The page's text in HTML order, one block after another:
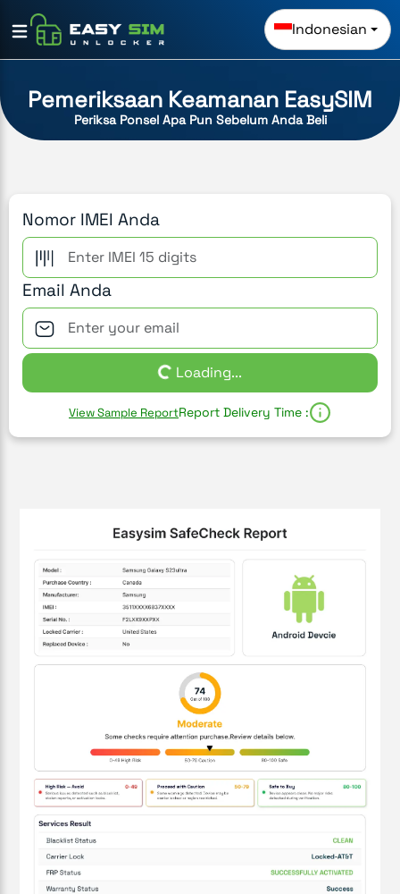
Indonesian
Pemeriksaan Keamanan EasySIM
Periksa Ponsel Apa Pun Sebelum Anda Beli
Nomor IMEI Anda
Email Anda
Loading...
View Sample ReportReport Delivery Time :